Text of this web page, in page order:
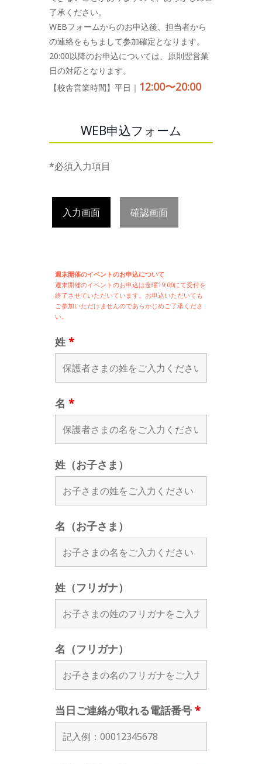
了承ください。
WEBフォームからのお申込後、担当者から
の連絡をもちまして参加確定となります。
20:00以降のお申込については、原則翌営業
日の対応となります。
【校舎営業時間】平日｜ 12:00〜20:00
WEB申込フォーム
*必須入力項目
入力画面 確認画面
週末開催のイベントのお申込について
週末開催のイベントのお申込は金曜19:00にて受付を
終了させていただいています。お申込いただいても
ご参加いただけませんのであらかじめご了承くださ
い。
姓 *
名 *
姓（お子さま）
名（お子さま）
姓（フリガナ）
名（フリガナ）
当日ご連絡が取れる電話番号 *